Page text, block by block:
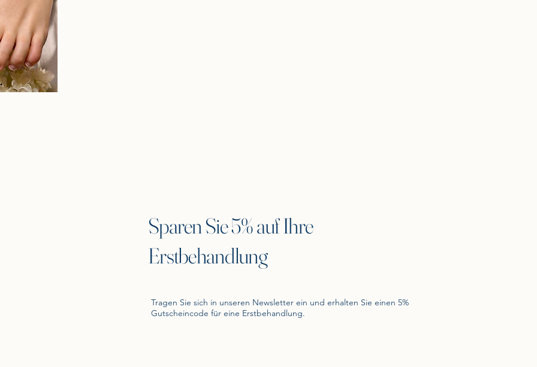
Sparen Sie 5% auf Ihre
Erstbehandlung
Tragen Sie sich in unseren Newsletter ein und erhalten Sie einen 5%
Gutscheincode für eine Erstbehandlung.